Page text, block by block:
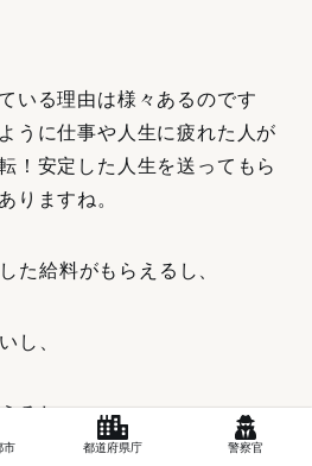
いる理由は様々あるのです
うに仕事や人生に疲れた人が
！安定した人生を送ってもら
りますね。
た給料がもらえるし、
し、
るし、
市 都道府県庁 警察官